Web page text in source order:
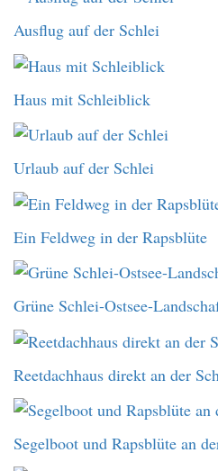
Ausflug auf der Schlei
Haus mit Schleiblick
Urlaub auf der Schlei
Ein Feldweg in der Rapsblüte
Grüne Schlei-Ostsee-
Reetdachhaus direkt an der
Segelboot und Rapsblüte an